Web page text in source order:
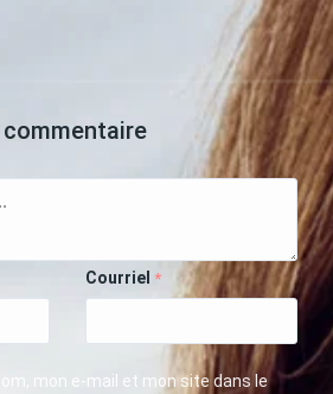
Courriel *
mon e-mail et mon site dans le